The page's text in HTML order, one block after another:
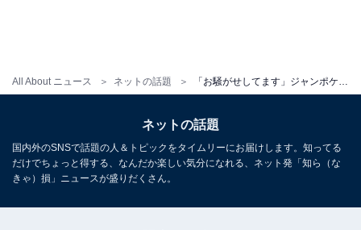
All About ニュース ネットの話題
ネットの話題
国内外のSNSで話題の人＆トピックをタイムリーにお届けします。知ってる
だけでちょっと得する、なんだか楽しい気分になれる、ネット発「知ら（な
きゃ）損」ニュースが盛りだくさん。